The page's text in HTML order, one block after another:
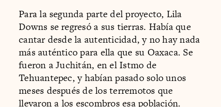
Para la segunda parte del proyecto, Lila
Downs se regresó a sus tierras. Había que
cantar desde la autenticidad, y no hay nada
más auténtico para ella que su Oaxaca. Se
fueron a Juchitán, en el Istmo de
Tehuantepec, y habían pasado solo unos
meses después de los terremotos que
llevaron a los escombros esa población.